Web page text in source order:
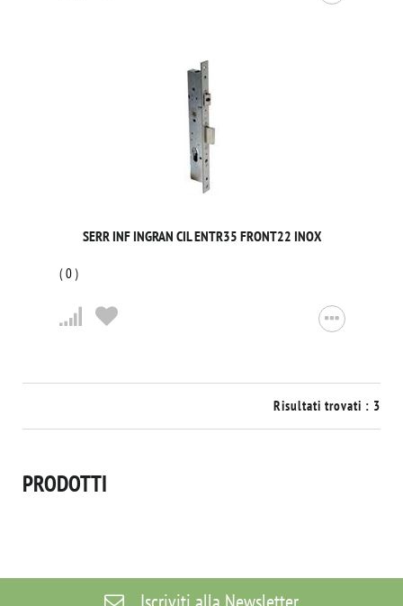
SERR INF INGRAN CIL ENTR35 FRONT22 INOX
(0)
Risultati trovati : 3
PRODOTTI